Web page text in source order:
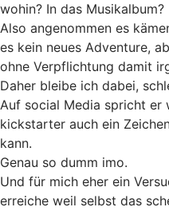
wohin? In das
Also angenommen es
es kein neues Adventure,
ohne Verpflichtung damit
Daher bleibe ich dabei,
Auf social Media spricht er
kickstarter auch ein
kann.
Genau so dumm imo.
Und für mich eher ein
erreiche weil selbst das